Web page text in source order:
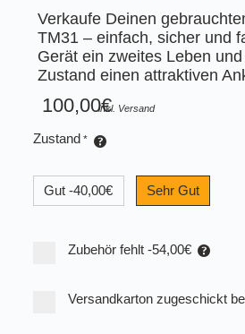
Verkaufe Deinen
TM31 – einfach, sicher und
Gerät ein zweites Leben
Zustand einen attraktiven
100,00€
inkl. Versand
Zustand *
Gut -40,00€ Sehr Gut
Zubehör fehlt -54,00€
Versandkarton zugeschickt